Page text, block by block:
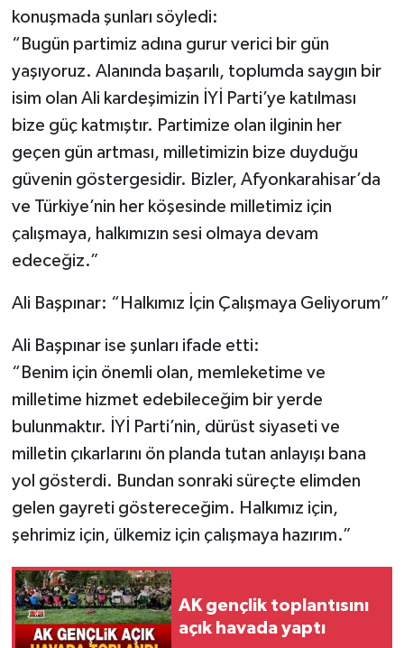
konuşmada şunları söyledi:
“Bugün partimiz adına gurur verici bir gün
yaşıyoruz. Alanında başarılı, toplumda saygın bir
isim olan Ali kardeşimizin İYİ Parti’ye katılması
bize güç katmıştır. Partimize olan ilginin her
geçen gün artması, milletimizin bize duyduğu
güvenin göstergesidir. Bizler, Afyonkarahisar’da
ve Türkiye’nin her köşesinde milletimiz için
çalışmaya, halkımızın sesi olmaya devam
edeceğiz.”
Ali Başpınar: “Halkımız İçin Çalışmaya Geliyorum”
Ali Başpınar ise şunları ifade etti:
“Benim için önemli olan, memleketime ve
milletime hizmet edebileceğim bir yerde
bulunmaktır. İYİ Parti’nin, dürüst siyaseti ve
milletin çıkarlarını ön planda tutan anlayışı bana
yol gösterdi. Bundan sonraki süreçte elimden
gelen gayreti göstereceğim. Halkımız için,
şehrimiz için, ülkemiz için çalışmaya hazırım.”
AK gençlik toplantısını
açık havada yaptı